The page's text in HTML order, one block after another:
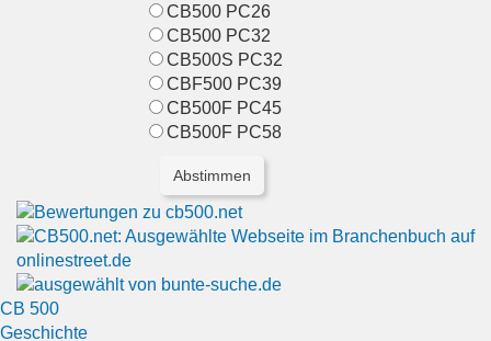
CB500 PC26
CB500 PC32
CB500S PC32
CBF500 PC39
CB500F PC45
CB500F PC58
CB 500
Geschichte